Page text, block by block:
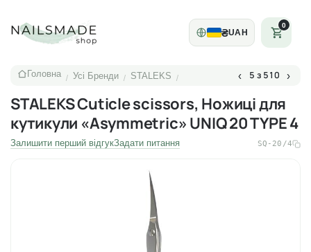
₴UAH
0
Головна / Усі Бренди / STALEKS / ‹ 5 з 510 ›
STALEKS Cuticle scissors, Ножиці для
кутикули «Asymmetric» UNIQ 20 TYPE 4
Залишити перший відгукЗадати питання SQ-20/4